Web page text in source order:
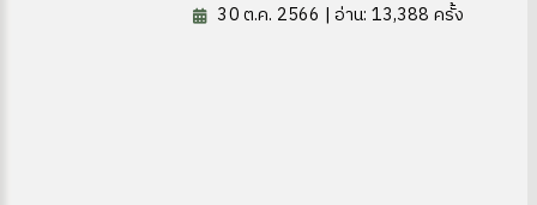
30 ต.ค. 2566 | อ่าน: 13,388 ครั้ง